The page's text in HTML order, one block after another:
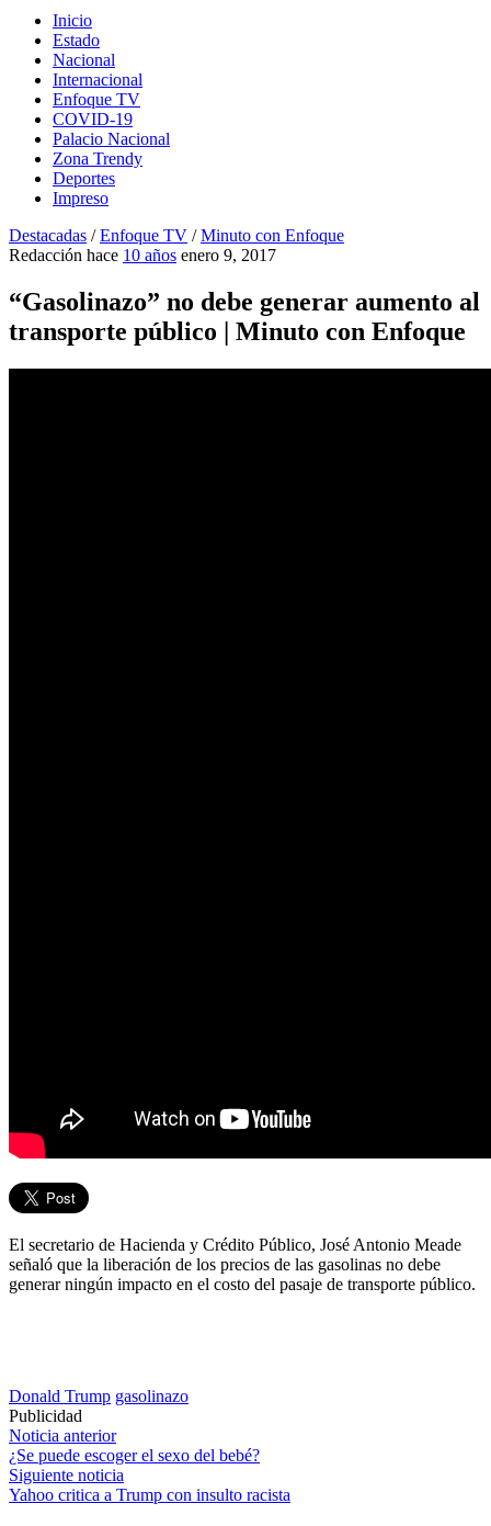
Inicio
Estado
Nacional
Internacional
Enfoque TV
COVID-19
Palacio Nacional
Zona Trendy
Deportes
Impreso
Destacadas /Enfoque TV /Minuto con Enfoque
Redacción hace 10 años enero 9, 2017
“Gasolinazo” no debe generar aumento al
transporte público | Minuto con Enfoque
El secretario de Hacienda y Crédito Público, José Antonio Meade
señaló que la liberación de los precios de las gasolinas no debe
generar ningún impacto en el costo del pasaje de transporte público.
Donald Trump gasolinazo
Publicidad
Navegación
de
entradas
Noticia anterior
¿Se puede escoger el sexo del bebé?
Siguiente noticia
Yahoo critica a Trump con insulto racista